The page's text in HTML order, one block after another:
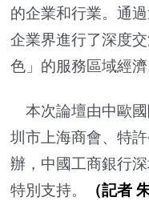
的企業和行業。通
企業界進行了深度
色」的服務區域經
本次論壇由中歐
圳市上海商會、特
辦，中國工商銀行
特別支持。
（記者